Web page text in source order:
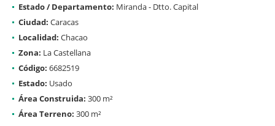
Estado / Departamento: Miranda - Dtto. Capital
Ciudad: Caracas
Localidad: Chacao
Zona: La Castellana
Código: 6682519
Estado: Usado
Área Construida: 300 m²
Área Terreno: 300 m²